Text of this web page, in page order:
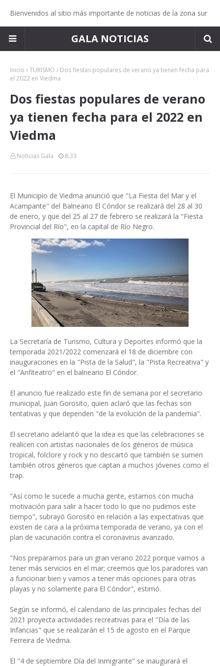
Bienvenidos al sitio más importante de noticias de la zona sur
GALA NOTICIAS
Inicio TURISMO
Dos fiestas populares de verano ya tienen fecha para
el 2022 en Viedma
Dos fiestas populares de verano
ya tienen fecha para el 2022 en
Viedma
Noticias Gala 8:33
El Municipio de Viedma anunció que "La Fiesta del Mar y el
Acampante" del Balneario El Cóndor se realizará del 28 al 30
de enero, y que del 25 al 27 de febrero se realizará la "Fiesta
Provincial del Río", en la capital de Río Negro.
La Secretaría de Turismo, Cultura y Deportes informó que la
temporada 2021/2022 comenzará el 18 de diciembre con
inauguraciones en la "Pista de la Salud", la "Pista Recreativa" y
el "Anfiteatro" en el balneario El Cóndor.
El anuncio fue realizado este fin de semana por el secretario
municipal, Juan Gorosito, quien aclaró que las fechas son
tentativas y que dependen "de la evolución de la pandemia".
El secretario adelantó que la idea es que las celebraciones se
realicen con artistas nacionales de los géneros de música
tropical, folclore y rock y no descartó que también se sumen
también otros géneros que captan a muchos jóvenes como el
trap.
"Así como le sucede a mucha gente, estamos con mucha
motivación para salir a hacer todo lo que no pudimos este
tiempo", subrayó Gorosito en relación a las expectativas que
existen de cara a la próxima temporada de verano, ya con el
plan de vacunación contra el coronavirus avanzado.
"Nos preparamos para un gran verano 2022 porque vamos a
tener más servicios en el mar; creemos que los paradores van
a funcionar bien y vamos a tener más opciones para otras
playas y no solamente para El Cóndor", estimó.
Según se informó, el calendario de las principales fechas del
2021 proyecta actividades recreativas para el "Día de las
Infancias" que se realizarán el 15 de agosto en el Parque
Ferreira de Viedma.
El "4 de septiembre Día del Inmigrante" se inaugurará el